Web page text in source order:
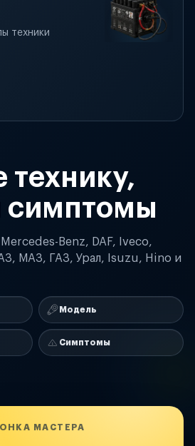
техники
технику,
симптомы
Benz, DAF, Iveco,
МАЗ, ГАЗ, Урал, Isuzu, Hino и
Модель
Симптомы
МАСТЕРА